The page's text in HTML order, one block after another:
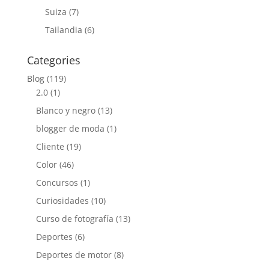
Suiza (7)
Tailandia (6)
Categories
Blog(119)
2.0(1)
Blanco y negro(13)
blogger de moda (1)
Cliente (19)
Color(46)
Concursos (1)
Curiosidades (10)
Curso de fotografía (13)
Deportes (6)
Deportes de motor(8)